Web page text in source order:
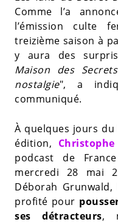
Comme l’a
l’émission culte
treizième saison à
y aura des
Maison des
nostalgie", a
communiqué.
À quelques jours
édition,
podcast de
mercredi 28 mai
Déborah
profité pour
ses détracteurs,